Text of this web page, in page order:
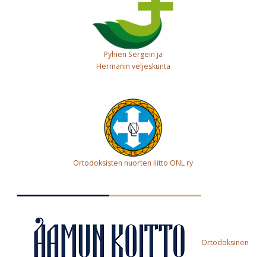
Pyhien Sergein ja
Hermanin veljeskunta
Ortodoksisten nuorten liitto ONL ry
Ortodoksinen